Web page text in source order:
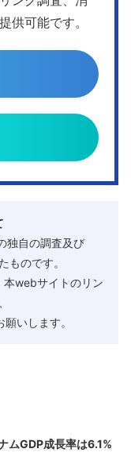
供可能です。
独自の調査及び
ものです。
本webサイトのリン
いします。
ムGDP成長率は6.1%